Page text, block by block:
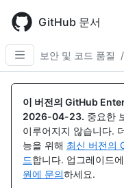
main
content
GitHub 문서
보안 및 코드 품질 /
이 버전의 GitHub
2026-04-23. 중요한
이루어지지 않습니다.
능을 위해 최신 버전의
드합니다. 업그레이드
원에 문의하세요.